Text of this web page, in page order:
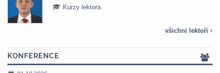
Kurzy lektora
všichni lektoři
KONFERENCE